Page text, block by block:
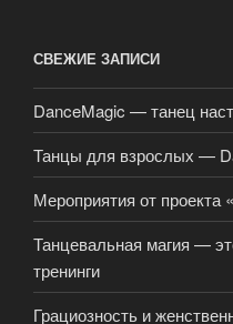
СВЕЖИЕ ЗАПИСИ
DanceMagic — танец
Танцы для взрослых —
Мероприятия от проекта
Танцевальная магия —
тренинги
Грациозность и